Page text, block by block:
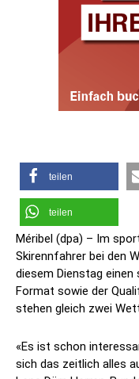
teilen
teilen
Méribel (dpa) – Im
Skirennfahrer bei den
diesem Dienstag
Format sowie der
stehen gleich zwei
«Es ist schon
sich das zeitlich alles